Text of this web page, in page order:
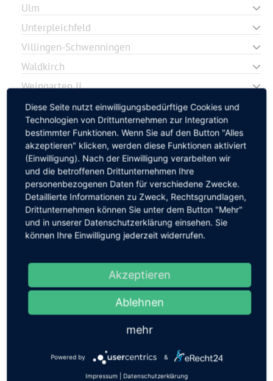
Ulm
Unterpleichfeld
Villingen-Schwenningen
Waldkirch
Weingarten II
Wertheim
Würzburg
Diese Seite nutzt einwilligungsbedürftige Cookies und
Technologien von Drittunternehmen zur Integration
bestimmter Funktionen. Wenn Sie auf den Button "Alles
akzeptieren" klicken, werden diese Funktionen aktiviert
(Einwilligung). Nach der Einwilligung verarbeiten wir
und die betroffenen Drittunternehmen Ihre
personenbezogenen Daten für verschiedene Zwecke.
Detaillierte Informationen zu Zweck, Rechtsgrundlagen,
Drittunternehmen können Sie unter dem Button "Mehr"
und in unserer Datenschutzerklärung einsehen. Sie
können Ihre Einwilligung jederzeit widerrufen.
Akzeptieren
Ablehnen
mehr
Powered by &
Impressum Datenschutzerklärung